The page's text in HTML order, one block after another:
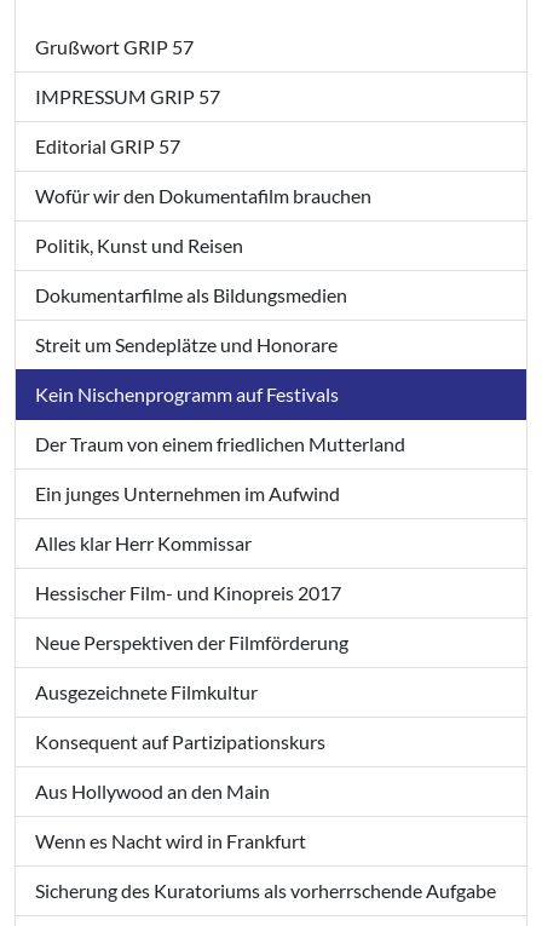
Grußwort GRIP 57
IMPRESSUM GRIP 57
Editorial GRIP 57
Wofür wir den Dokumentafilm brauchen
Politik, Kunst und Reisen
Dokumentarfilme als Bildungsmedien
Streit um Sendeplätze und Honorare
Kein Nischenprogramm auf Festivals
Der Traum von einem friedlichen Mutterland
Ein junges Unternehmen im Aufwind
Alles klar Herr Kommissar
Hessischer Film- und Kinopreis 2017
Neue Perspektiven der Filmförderung
Ausgezeichnete Filmkultur
Konsequent auf Partizipationskurs
Aus Hollywood an den Main
Wenn es Nacht wird in Frankfurt
Sicherung des Kuratoriums als vorherrschende Aufgabe